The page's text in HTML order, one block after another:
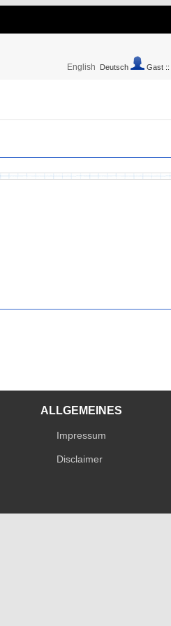
English Deutsch Gast ::
ALLGEMEINES
Impressum
Disclaimer